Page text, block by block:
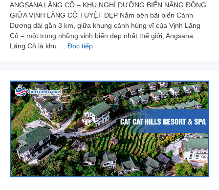
ANGSANA LĂNG CÔ – KHU NGHỈ DƯỠNG BIỂN NĂNG ĐỘNG
GIỮA VỊNH LĂNG CÔ TUYỆT ĐẸP Nằm bên bãi biển Cảnh
Dương dài gần 3 km, giữa khung cảnh hùng vĩ của Vịnh Lăng
Cô – một trong những vịnh biển đẹp nhất thế giới, Angsana
Lăng Cô là khu … Đọc tiếp